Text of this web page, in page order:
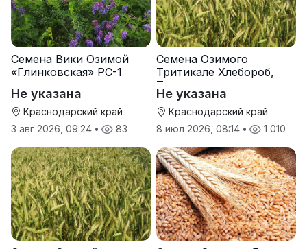
Семена Вики Озимой
«Глинковская» РС-1
Не указана
Краснодарский край
3 авг 2026, 09:24 • 83
Семена Озимого
Тритикале Хлебороб,
Тихон
Не указана
Краснодарский край
8 июл 2026, 08:14 • 1 010